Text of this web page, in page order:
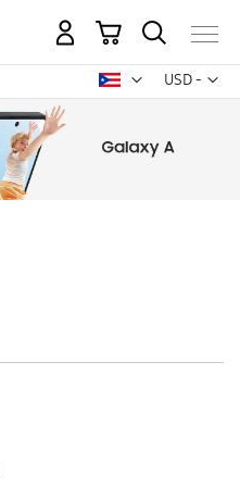
USD -
dólar
Mi carrito